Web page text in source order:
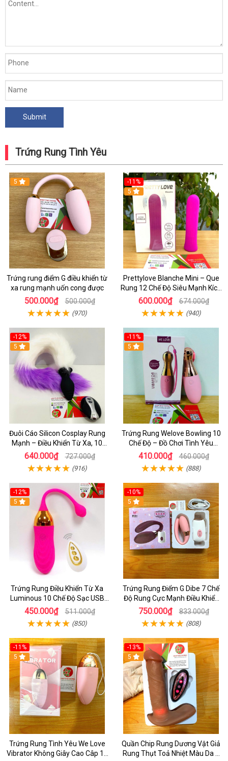
Trứng Rung Tình Yêu
5
Trứng rung điểm G điều khiển từ
xa rung mạnh uốn cong được
500.000₫ 500.000₫
(970)
-11%
5
Prettylove Blanche Mini – Que
Rung 12 Chế Độ Siêu Mạnh Kích
Thích Điểm G Đê Mê
600.000₫ 674.000₫
(940)
-12%
5
Đuôi Cáo Silicon Cosplay Rung
Mạnh – Điều Khiển Từ Xa, 10
Chế Độ Cực Kích Thích
640.000₫ 727.000₫
(916)
-11%
5
Trứng Rung Welove Bowling 10
Chế Độ – Đồ Chơi Tình Yêu
Không Dây Cực Mạnh Cho Nữ
Giới
410.000₫ 460.000₫
(888)
-12%
5
Trứng Rung Điều Khiển Từ Xa
Luminous 10 Chế Độ Sạc USB
Cao Cấp Cho Nữ
450.000₫ 511.000₫
(850)
-10%
5
Trứng Rung Điểm G Dibe 7 Chế
Độ Rung Cực Mạnh Điều Khiển
Từ Xa
750.000₫ 833.000₫
(808)
-11%
5
Trứng Rung Tình Yêu We Love
Vibrator Không Giây Cao Câp 10
-13%
5
Quần Chip Rung Dương Vật Giả
Rung Thụt Toả Nhiệt Màu Da 7